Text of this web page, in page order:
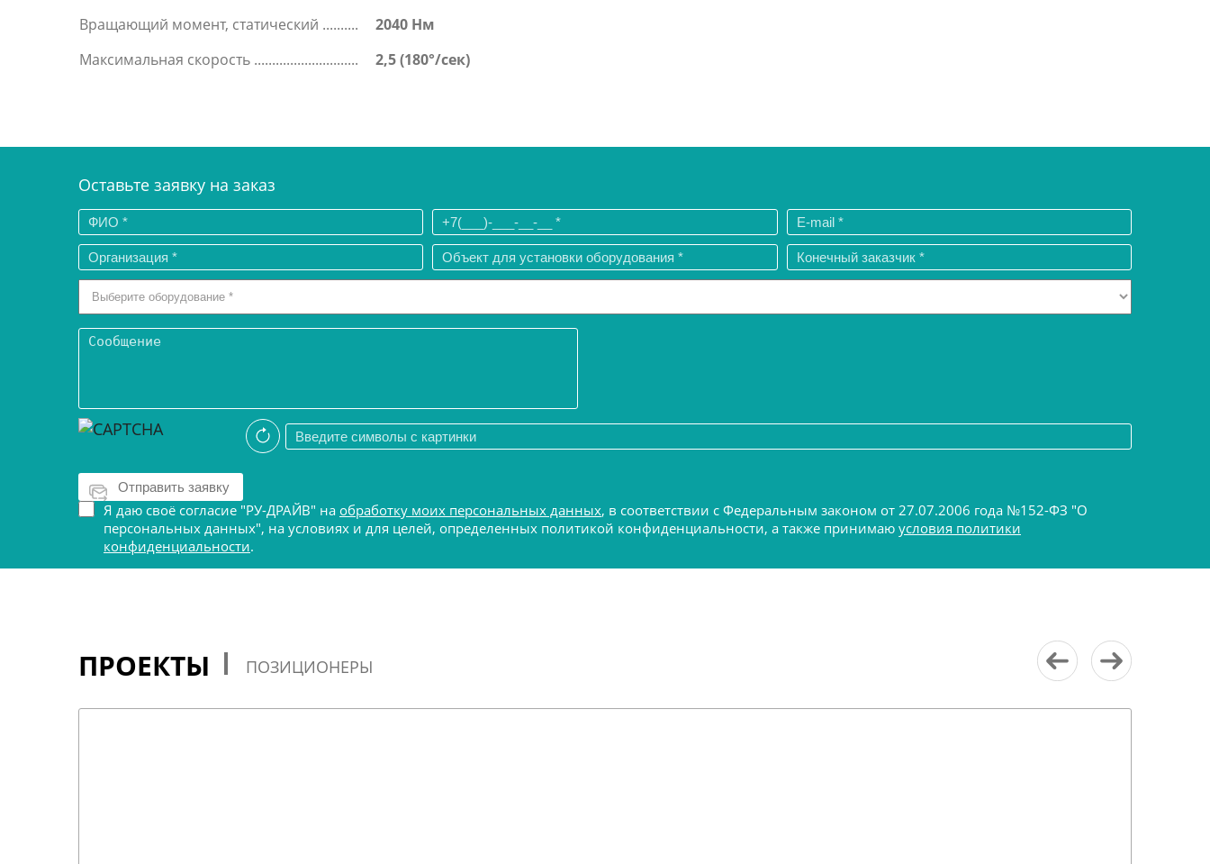
Вращающий момент, статический
2040 Нм
Максимальная скорость
2,5 (180°/сек)
Оставьте заявку на заказ
Я даю своё согласие "РУ-ДРАЙВ" на обработку моих персональных данных, в соответствии с Федеральным законом от 27.07.2006 года №152-ФЗ "О
персональных данных", на условиях и для целей, определенных политикой конфиденциальности, а также принимаю условия политики
конфиденциальности.
ПРОЕКТЫ ПОЗИЦИОНЕРЫ